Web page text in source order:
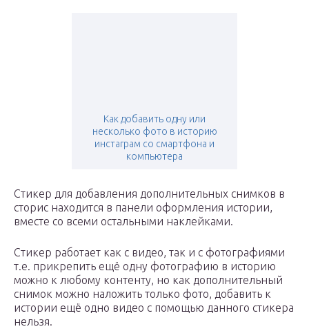
Как добавить одну или
несколько фото в историю
инстаграм со смартфона и
компьютера
Стикер для добавления дополнительных снимков в
сторис находится в панели оформления истории,
вместе со всеми остальными наклейками.
Стикер работает как с видео, так и с фотографиями
т.е. прикрепить ещё одну фотографию в историю
можно к любому контенту, но как дополнительный
снимок можно наложить только фото, добавить к
истории ещё одно видео с помощью данного стикера
нельзя.